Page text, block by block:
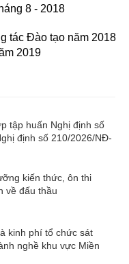
8 - 2018
tác Đào tạo năm 2018
2019
tập huấn Nghị định số
định số 210/2026/NĐ-
kiến thức, ôn thi
về đấu thầu
kinh phí tổ chức sát
nghề khu vực Miền